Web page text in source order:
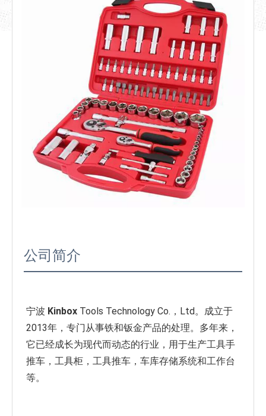
公司简介
宁波 Kinbox Tools Technology Co.，Ltd。成立于
2013年，专门从事铁和钣金产品的处理。多年来，
它已经成长为现代而动态的行业，用于生产工具手
推车，工具柜，工具推车，车库存储系统和工作台
等。